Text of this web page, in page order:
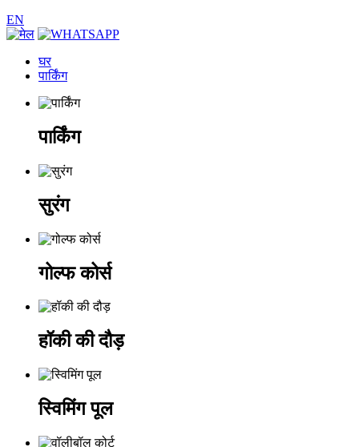
EN
घर
पार्किंग
पार्किंग
सुरंग
गोल्फ कोर्स
हॉकी की दौड़
स्विमिंग पूल